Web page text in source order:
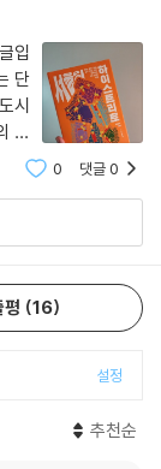
커가 된다. 오프
을 하는 공간으로 바
졌다. 명동과 강남
, 프리미엄 가치
브랜드의 독창성
여 준다. 상권의 경
과 강남 일대의 부
를 수밖에 없다.
명품 매장이, 네오
브랜드 위상을 높이
에 플래그십을 열
입
단
시
흐
》
0 댓글0
평 16
설정
추천순